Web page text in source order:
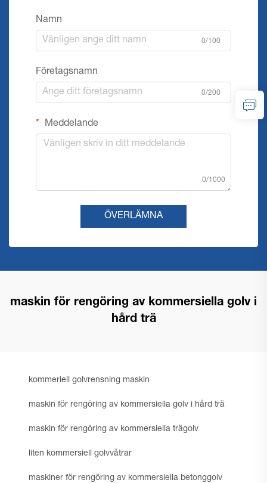
Namn
0/100
Företagsnamn
0/200
Meddelande
0/1000
ÖVERLÄMNA
maskin för rengöring av kommersiella golv i
hård trä
kommeriell golvrensning maskin
maskin för rengöring av kommersiella golv i hård trä
maskin för rengöring av kommersiella trägolv
liten kommersiell golvvåtrar
maskiner för rengöring av kommersiella betonggolv